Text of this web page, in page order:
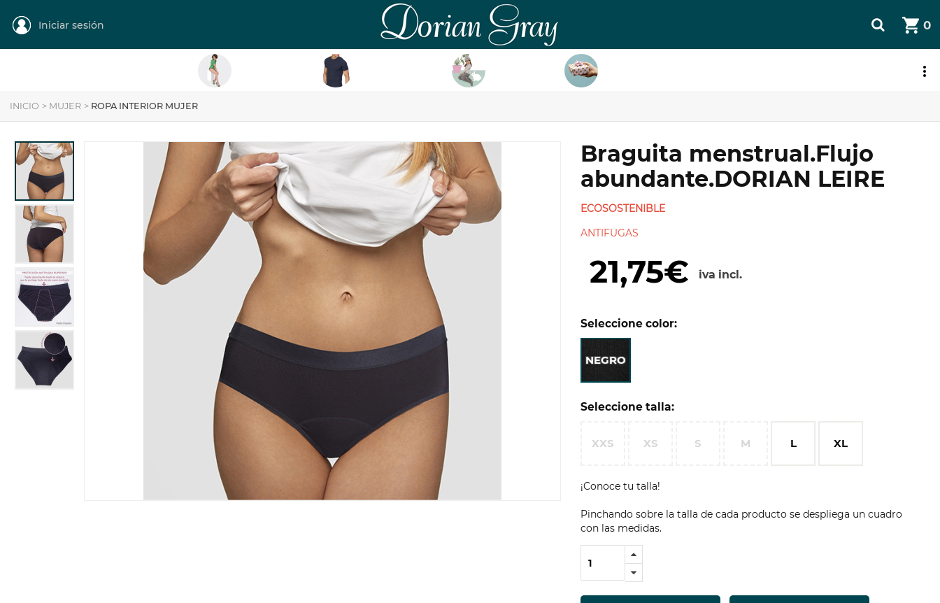
Iniciar sesión
DorianGray
0
Categoría
INICIO > MUJER > ROPA INTERIOR MUJER
Braguita menstrual.Flujo
abundante.DORIAN LEIRE
ECOSOSTENIBLE
ANTIFUGAS
21,75€ iva incl.
Seleccione color:
NEGRO
Seleccione talla:
XXS XS S M L XL
¡Conoce tu talla!
Pinchando sobre la talla de cada producto se despliega un cuadro
con las medidas.